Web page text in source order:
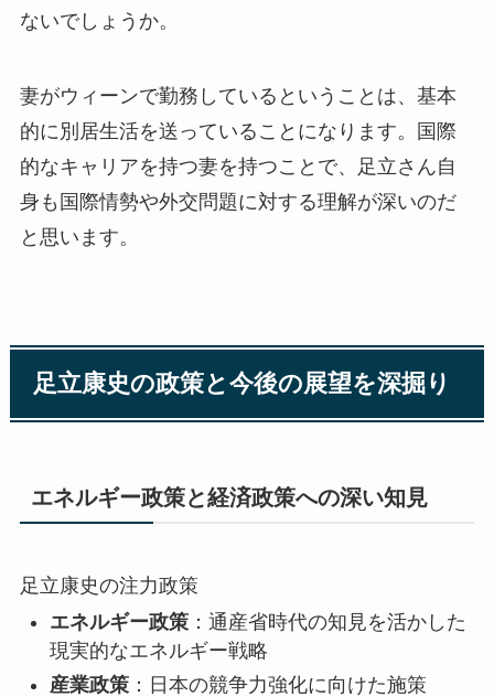
ないでしょうか。
妻がウィーンで勤務しているということは、基本
的に別居生活を送っていることになります。国際
的なキャリアを持つ妻を持つことで、足立さん自
身も国際情勢や外交問題に対する理解が深いのだ
と思います。
足立康史の政策と今後の展望を深掘り
エネルギー政策と経済政策への深い知見
足立康史の注力政策
エネルギー政策：通産省時代の知見を活かした
現実的なエネルギー戦略
産業政策：日本の競争力強化に向けた施策